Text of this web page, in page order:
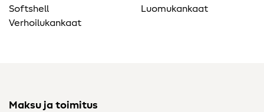
Softshell
Verhoilukankaat
Luomukankaat
Maksu ja toimitus